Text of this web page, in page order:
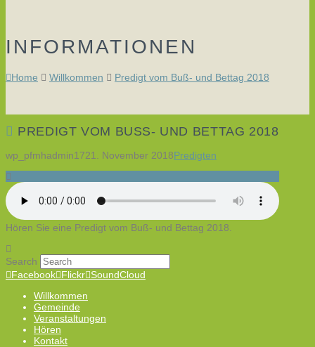
INFORMATIONEN
Home Willkommen Predigt vom Buß- und Bettag 2018
PREDIGT VOM BUSS- UND BETTAG 2018
wp_pfmhadmin1721. November 2018Predigten
Hören Sie eine Predigt vom Buß- und Bettag 2018.
Search
Facebook Flickr SoundCloud
Willkommen
Gemeinde
Veranstaltungen
Hören
Kontakt